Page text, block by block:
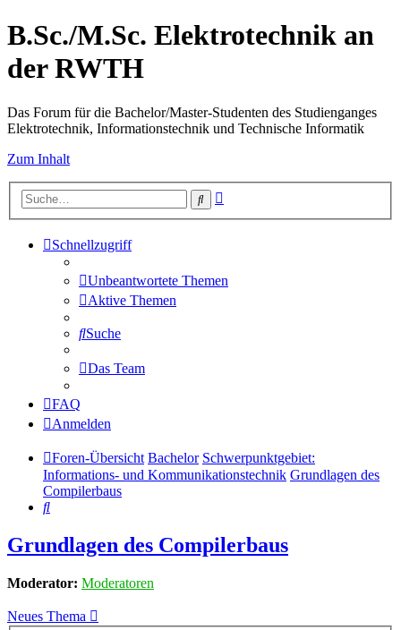
B.Sc./M.Sc. Elektrotechnik an
der RWTH
Das Forum für die Bachelor/Master-Studenten des Studienganges
Elektrotechnik, Informationstechnik und Technische Informatik
Zum Inhalt
Suche
Schnellzugriff
Unbeantwortete Themen
Aktive Themen
Suche
Das Team
FAQ
Anmelden
Foren-Übersicht Bachelor Schwerpunktgebiet:
Informations- und Kommunikationstechnik Grundlagen des
Compilerbaus
Suche
Grundlagen des Compilerbaus
Moderator: Moderatoren
Neues Thema